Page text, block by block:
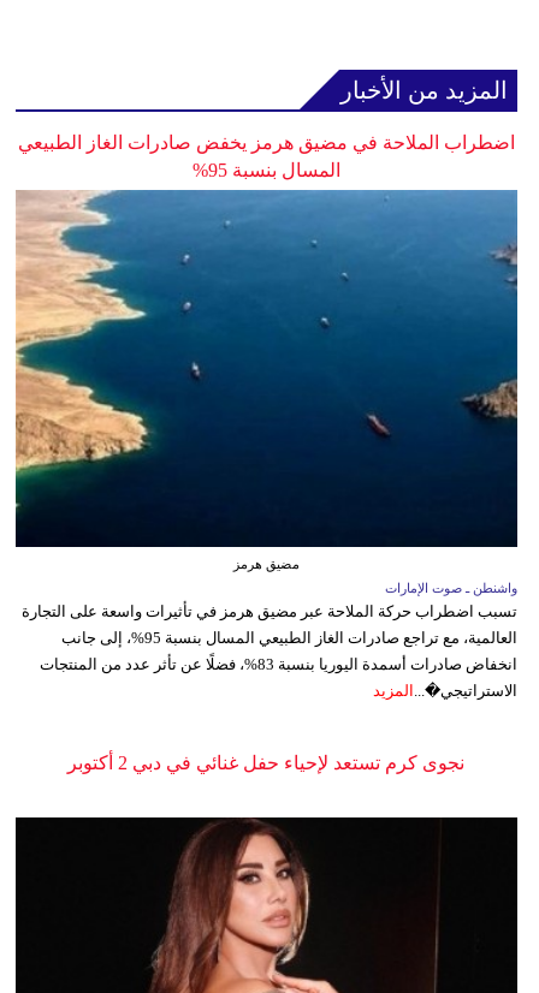
المزيد من الأخبار
اضطراب الملاحة في مضيق هرمز يخفض صادرات الغاز الطبيعي
المسال بنسبة 95%
مضيق هرمز
واشنطن ـ صوت الإمارات
تسبب اضطراب حركة الملاحة عبر مضيق هرمز في تأثيرات واسعة على التجارة
العالمية، مع تراجع صادرات الغاز الطبيعي المسال بنسبة 95%، إلى جانب
انخفاض صادرات أسمدة اليوريا بنسبة 83%، فضلًا عن تأثر عدد من المنتجات
الاستراتيجي�... المزيد
نجوى كرم تستعد لإحياء حفل غنائي في دبي 2 أكتوبر